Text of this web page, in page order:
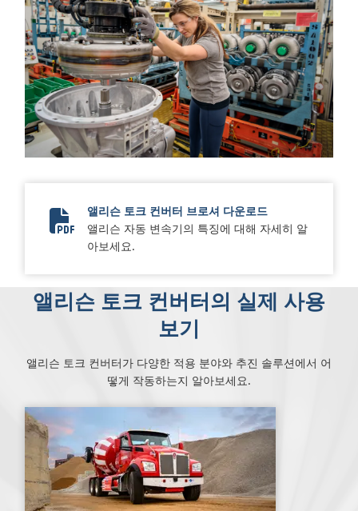
Torque Converter Brochure
앨리슨 토크 컨버터 브로셔 다운로드
앨리슨 자동 변속기의 특징에 대해 자세히 알
아보세요.
앨리슨 토크 컨버터의 실제 사용
보기
앨리슨 토크 컨버터가 다양한 적용 분야와 추진 솔루션에서 어
떻게 작동하는지 알아보세요.